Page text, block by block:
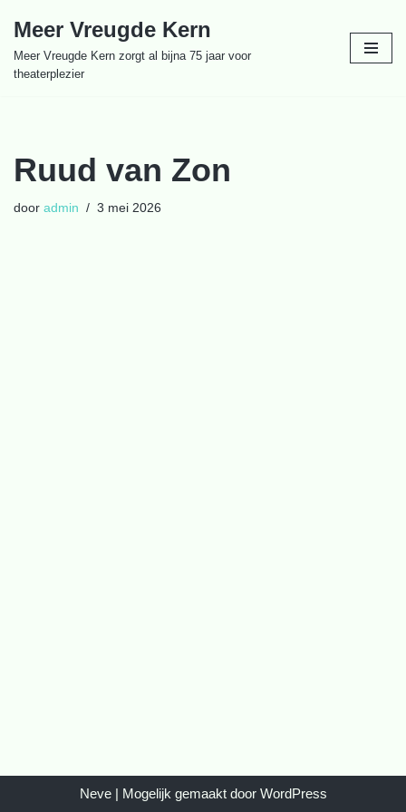
Ga
naar
Meer Vreugde Kern
Meer Vreugde Kern zorgt al bijna 75 jaar voor
theaterplezier
Ruud van Zon
door admin 3 mei 2026
Neve| Mogelijk gemaakt door WordPress